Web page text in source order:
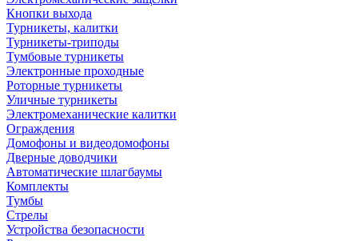
Кнопки выхода
Турникеты, калитки
Турникеты-триподы
Тумбовые турникеты
Электронные проходные
Роторные турникеты
Уличные турникеты
Электромеханические калитки
Ограждения
Домофоны и видеодомофоны
Дверные доводчики
Автоматические шлагбаумы
Комплекты
Тумбы
Стрелы
Устройства безопасности